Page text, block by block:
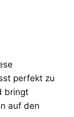
perfekt zu
bringt
auf den